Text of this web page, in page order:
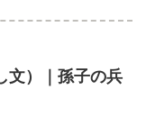
文）｜孫子の兵